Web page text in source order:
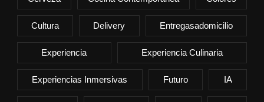
Cultura Delivery Entregasadomicilio
Experiencia Experiencia Culinaria
Experiencias Inmersivas Futuro IA